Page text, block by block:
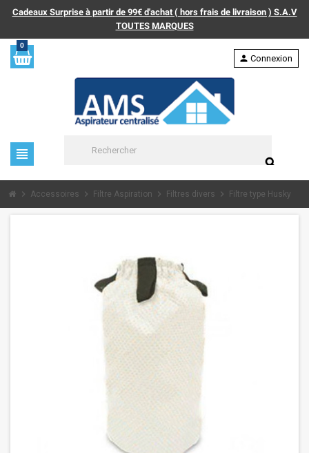
Cadeaux Surprise à partir de 99€ d'achat ( hors frais de livraison ) S.A.V
TOUTES MARQUES
0
view_headline
search
person Connexion
chevron_right Accessoires chevron_right Filtre Aspiration chevron_right Filtres divers chevron_right Filtre type Husky